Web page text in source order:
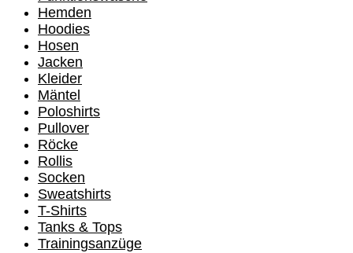
Hemden
Hoodies
Hosen
Jacken
Kleider
Mäntel
Poloshirts
Pullover
Röcke
Rollis
Socken
Sweatshirts
T-Shirts
Tanks & Tops
Trainingsanzüge